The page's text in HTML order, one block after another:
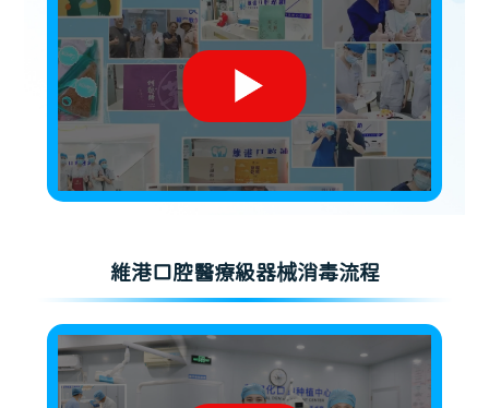
維港口腔醫療級器械消毒流程